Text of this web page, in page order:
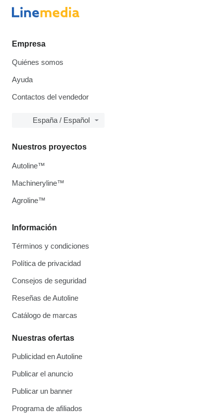
Empresa
Quiénes somos
Ayuda
Contactos del vendedor
España / Español
Información
Términos y condiciones
Política de privacidad
Consejos de seguridad
Reseñas de Autoline
Catálogo de marcas
Nuestras ofertas
Publicidad en Autoline
Publicar el anuncio
Publicar un banner
Programa de afiliados
Nuestros proyectos
Autoline™
Machineryline™
Agroline™